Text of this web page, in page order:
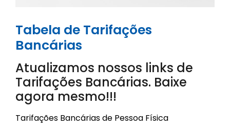
Tabela de Tarifações
Bancárias
Atualizamos nossos links de
Tarifações Bancárias. Baixe
agora mesmo!!!
Tarifações Bancárias de Pessoa Física